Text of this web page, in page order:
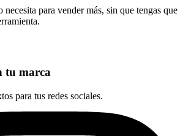
para vender más, sin que tengas que
tu marca
para tus redes sociales.